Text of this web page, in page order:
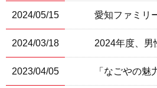
2024/05/15 愛知ファミリ
2024/03/18 2024年度、男
2023/04/05 「なごやの